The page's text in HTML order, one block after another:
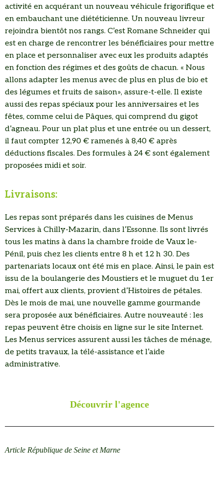
activité en acquérant un nouveau véhicule frigorifique et
en embauchant une diététicienne. Un nouveau livreur
rejoindra bientôt nos rangs. C’est Romane Schneider qui
est en charge de rencontrer les bénéficiaires pour mettre
en place et personnaliser avec eux les produits adaptés
en fonction des régimes et des goûts de chacun. « Nous
allons adapter les menus avec de plus en plus de bio et
des légumes et fruits de saison», assure-t-elle. Il existe
aussi des repas spéciaux pour les anniversaires et les
fêtes, comme celui de Pâques, qui comprend du gigot
d’agneau. Pour un plat plus et une entrée ou un dessert,
il faut compter 12,90 € ramenés à 8,40 € après
déductions fiscales. Des formules à 24 € sont également
proposées midi et soir.
Livraisons:
Les repas sont préparés dans les cuisines de Menus
Services à Chilly-Mazarin, dans l’Essonne. Ils sont livrés
tous les matins à dans la chambre froide de Vaux le-
Pénil, puis chez les clients entre 8 h et 12 h 30. Des
partenariats locaux ont été mis en place. Ainsi, le pain est
issu de la boulangerie des Moustiers et le muguet du 1er
mai, offert aux clients, provient d’Histoires de pétales.
Dès le mois de mai, une nouvelle gamme gourmande
sera proposée aux bénéficiaires. Autre nouveauté : les
repas peuvent être choisis en ligne sur le site Internet.
Les Menus services assurent aussi les tâches de ménage,
de petits travaux, la télé-assistance et l’aide
administrative.
Découvrir l'agence
Article République de Seine et Marne